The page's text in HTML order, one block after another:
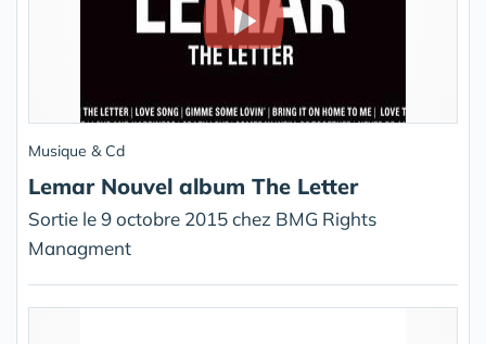
Musique & Cd
Lemar Nouvel album The Letter
Sortie le 9 octobre 2015 chez BMG Rights
Managment